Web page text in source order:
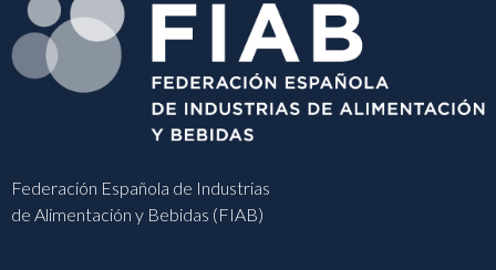
Federación Española de Industrias
de Alimentación y Bebidas (FIAB)